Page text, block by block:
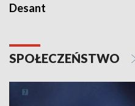
Desant
SPOŁECZEŃSTWO